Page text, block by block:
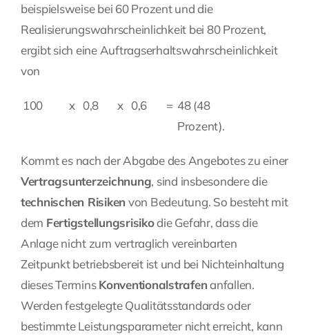
beispielsweise bei 60 Prozent und die
Realisierungswahrscheinlichkeit bei 80 Prozent,
ergibt sich eine Auftragserhaltswahrscheinlichkeit
von
100 x 0,8 x 0,6 = 48 (48
Prozent).
Kommt es nach der Abgabe des Angebotes zu einer
Vertragsunterzeichnung, sind insbesondere die
technischen Risiken von Bedeutung. So besteht mit
dem Fertigstellungsrisikodie Gefahr, dass die
Anlage nicht zum vertraglich vereinbarten
Zeitpunkt betriebsbereit ist und bei Nichteinhaltung
dieses TerminsKonventionalstrafenanfallen.
Werden festgelegte Qualitätsstandards oder
bestimmte Leistungsparameter nicht erreicht, kann